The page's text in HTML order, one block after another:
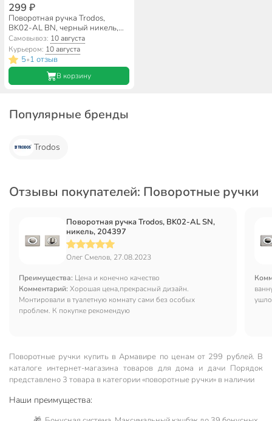
299 ₽
Поворотная ручка Trodos,
BK02-AL BN, черный никель,
204473
Самовывоз: 10 августа
Курьером: 10 августа
5•1 отзыв
В корзину
Популярные бренды
Trodos
Отзывы покупателей: Поворотные ручки
Поворотная ручка Trodos, BK02-AL SN,
никель, 204397
Олег Смелов, 27.08.2023
Преимущества: Цена и конечно качество
Комментарий: Хорошая цена,прекрасный дизайн.
Монтировали в туалетную комнату сами без особых
проблем. К покупке рекомендую
Поворотные ручки купить в Армавире по ценам от 299 рублей. В
каталоге интернет-магазина товаров для дома и дачи Порядок
представлено 3 товара в категории «поворотные ручки» в наличии
Наши преимущества: